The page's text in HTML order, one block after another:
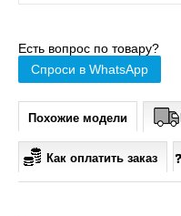
Есть вопрос по товару?
Спроси в WhatsApp
Похожие модели
Как оплатить заказ